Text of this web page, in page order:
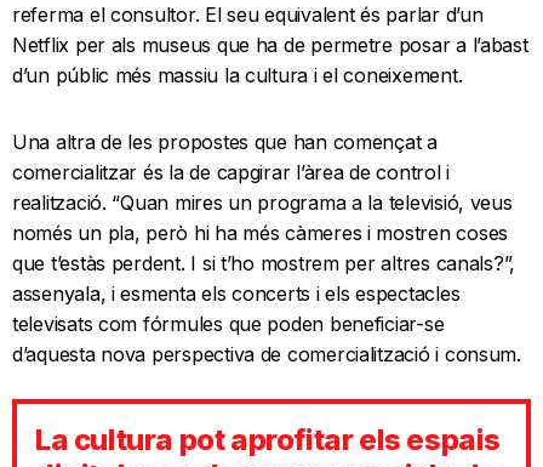
referma el consultor. El seu equivalent és parlar d’un
Netflix per als museus que ha de permetre posar a l’abast
d’un públic més massiu la cultura i el coneixement.
Una altra de les propostes que han començat a
comercialitzar és la de capgirar l’àrea de control i
realització. “Quan mires un programa a la televisió, veus
només un pla, però hi ha més càmeres i mostren coses
que t’estàs perdent. I si t’ho mostrem per altres canals?”,
assenyala, i esmenta els concerts i els espectacles
televisats com fórmules que poden beneficiar-se
d’aquesta nova perspectiva de comercialització i consum.
La cultura pot aprofitar els espais